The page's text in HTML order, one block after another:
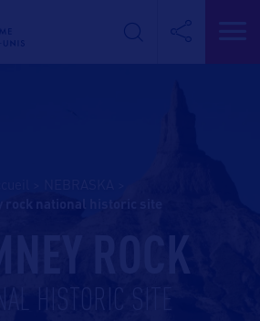
ROCK
HISTORIC SITE